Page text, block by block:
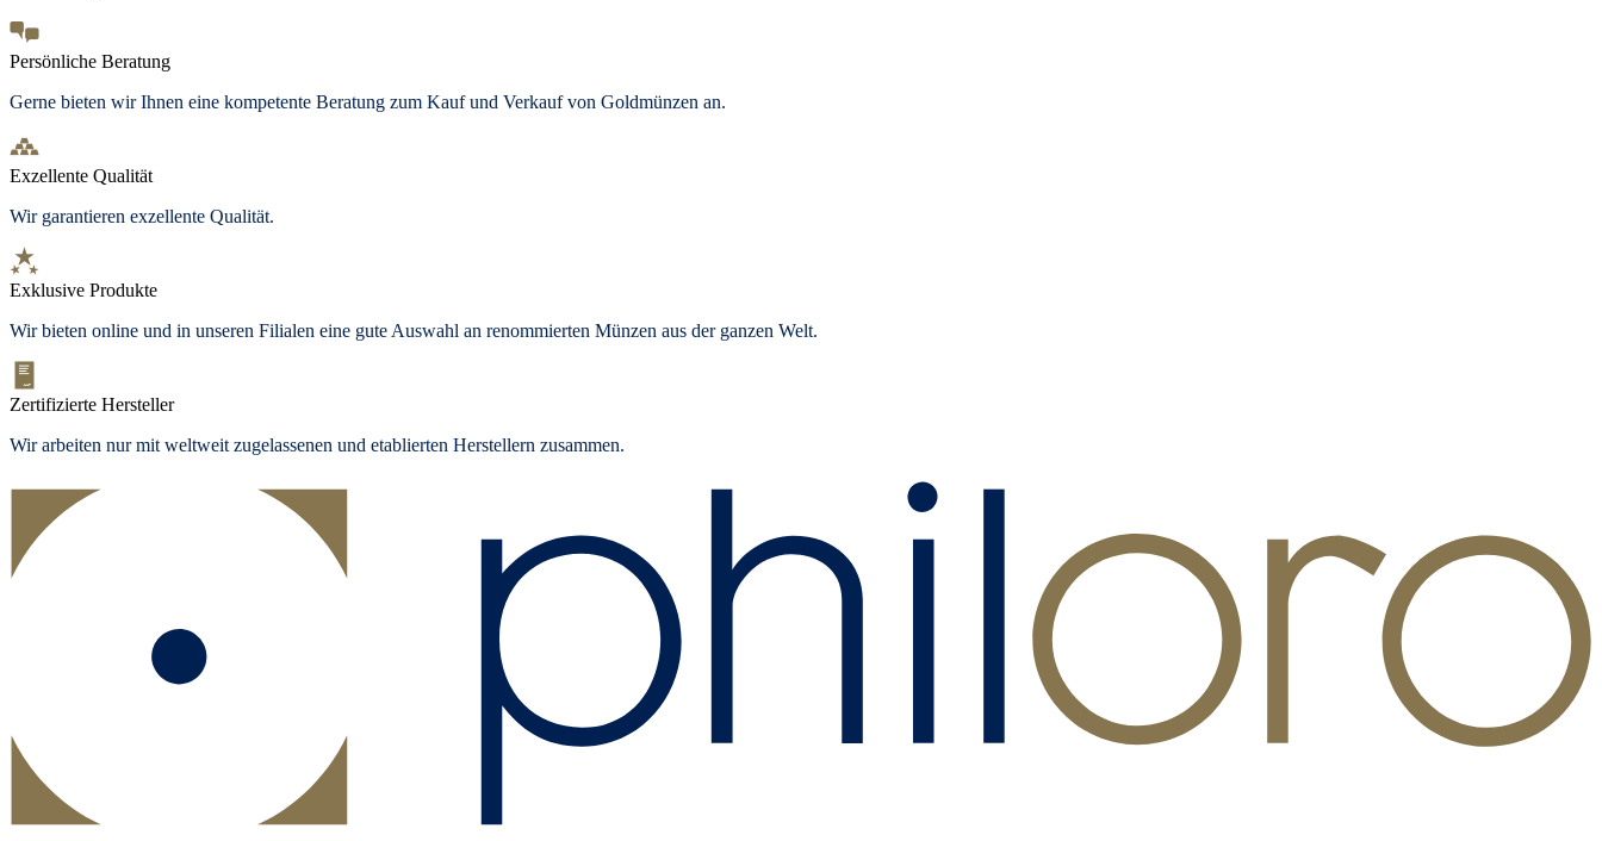
Persönliche Beratung
Gerne bieten wir Ihnen eine kompetente Beratung zum Kauf und Verkauf von Goldmünzen an.
Exzellente Qualität
Wir garantieren exzellente Qualität.
Exklusive Produkte
Wir bieten online und in unseren Filialen eine gute Auswahl an renommierten Münzen aus der ganzen Welt.
Zertifizierte Hersteller
Wir arbeiten nur mit weltweit zugelassenen und etablierten Herstellern zusammen.